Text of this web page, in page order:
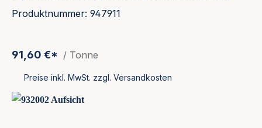
Produktnummer: 947911
91,60 €* / Tonne
Preise inkl. MwSt. zzgl. Versandkosten